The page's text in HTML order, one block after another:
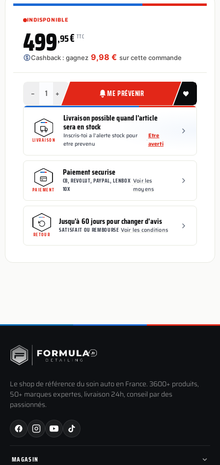
INDISPONIBLE
499,95€ TTC
Cashback : gagnez 9,98 € sur cette commande
− + ME PRÉVENIR
LIVRAISON
Livraison possible quand l'article
sera en stock
Inscris-toi a l'alerte stock pour
etre prevenu
·Etre
averti
PAIEMENT
Paiement securise
CB, REVOLUT, PAYPAL, LENBOX
10X
·Voir les
moyens
RETOUR
Jusqu'à 60 jours pour changer d'avis
SATISFAIT OU REMBOURSE·Voir les conditions
Le shop de référence du soin auto en France. 3600+ produits,
50+ marques expertes, livraison 24h, conseil par des
passionnés.
MAGASIN